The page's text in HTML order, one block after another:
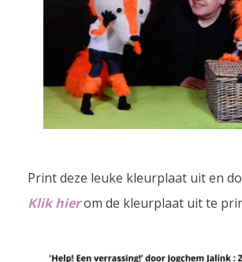
Print deze leuke kleurplaat uit en
Klik hierom de kleurplaat uit te